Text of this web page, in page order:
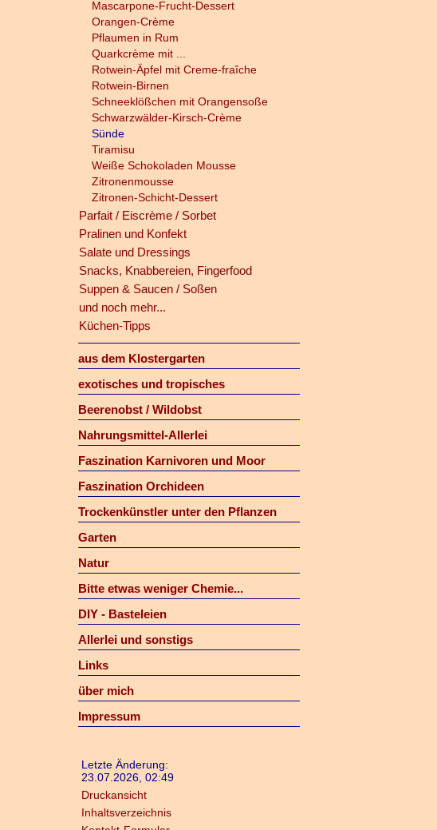
Mascarpone-Frucht-Dessert
Orangen-Crème
Pflaumen in Rum
Quarkcrème mit ...
Rotwein-Äpfel mit Creme-fraîche
Rotwein-Birnen
Schneeklößchen mit Orangensoße
Schwarzwälder-Kirsch-Crème
Sünde
Tiramisu
Weiße Schokoladen Mousse
Zitronenmousse
Zitronen-Schicht-Dessert
Parfait / Eiscrème / Sorbet
Pralinen und Konfekt
Salate und Dressings
Snacks, Knabbereien, Fingerfood
Suppen & Saucen / Soßen
und noch mehr...
Küchen-Tipps
aus dem Klostergarten
exotisches und tropisches
Beerenobst / Wildobst
Nahrungsmittel-Allerlei
Faszination Karnivoren und Moor
Faszination Orchideen
Trockenkünstler unter den Pflanzen
Garten
Natur
Bitte etwas weniger Chemie...
DIY - Basteleien
Allerlei und sonstigs
Links
über mich
Impressum
Letzte Änderung:
23.07.2026, 02:49
Druckansicht
Inhaltsverzeichnis